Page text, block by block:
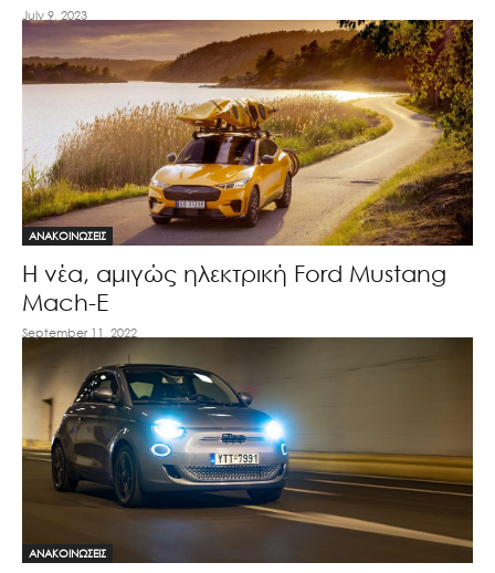
July 9, 2023
ΑΝΑΚΟΙΝΩΣΕΙΣ
Η νέα, αμιγώς ηλεκτρική Ford Mustang
Mach-E
September 11, 2022
ΑΝΑΚΟΙΝΩΣΕΙΣ